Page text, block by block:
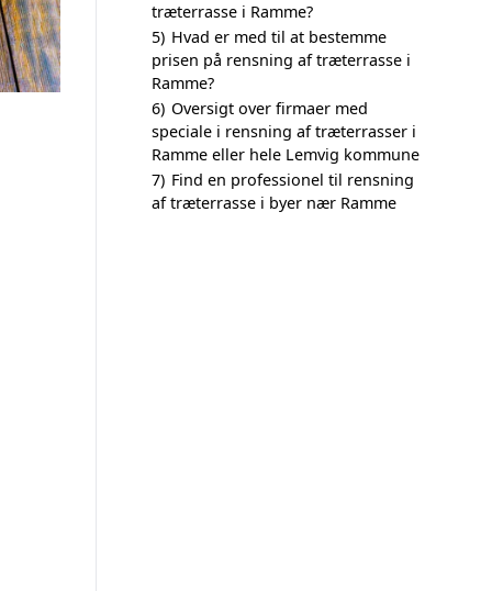
træterrasse i Ramme?
5) Hvad er med til at bestemme
prisen på rensning af træterrasse i
Ramme?
6) Oversigt over firmaer med
speciale i rensning af træterrasser i
Ramme eller hele Lemvig kommune
7) Find en professionel til rensning
af træterrasse i byer nær Ramme